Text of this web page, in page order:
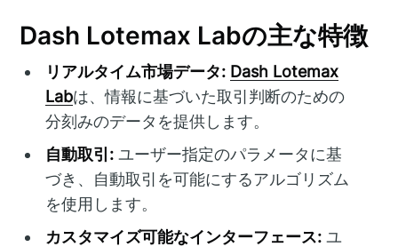
Dash Lotemax Labの主な特徴
リアルタイム市場データ: Dash Lotemax
Labは、情報に基づいた取引判断のための
分刻みのデータを提供します。
自動取引: ユーザー指定のパラメータに基
づき、自動取引を可能にするアルゴリズム
を使用します。
カスタマイズ可能なインターフェース: ユ